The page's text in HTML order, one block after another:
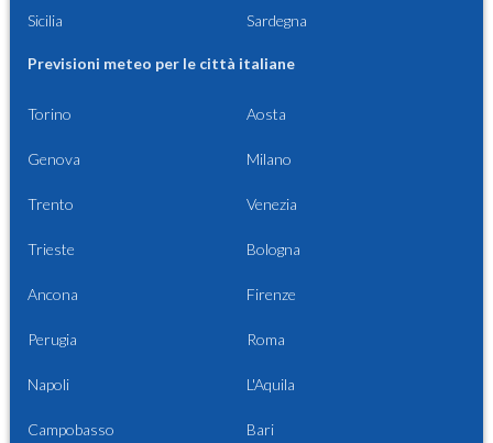
Sicilia Sardegna
Previsioni meteo per le città italiane
Torino Aosta
Genova Milano
Trento Venezia
Trieste Bologna
Ancona Firenze
Perugia Roma
Napoli L'Aquila
Campobasso Bari